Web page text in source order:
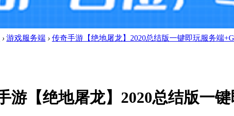
› 游戏服务端 › 传奇手游【绝地屠龙】2020总结版一键即玩服务端
游【绝地屠龙】2020总结版一